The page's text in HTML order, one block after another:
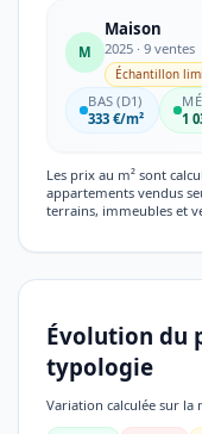
M
Maison
2025 · 9 ventes
Échantillon
BAS (D1)
333 €/m²
1
Les prix au m² sont
appartements vendus
terrains, immeubles et
Évolution du
typologie
Variation calculée sur la